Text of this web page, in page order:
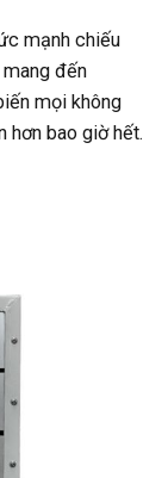
mạnh chiếu
đến
mọi không
hơn bao giờ hết.